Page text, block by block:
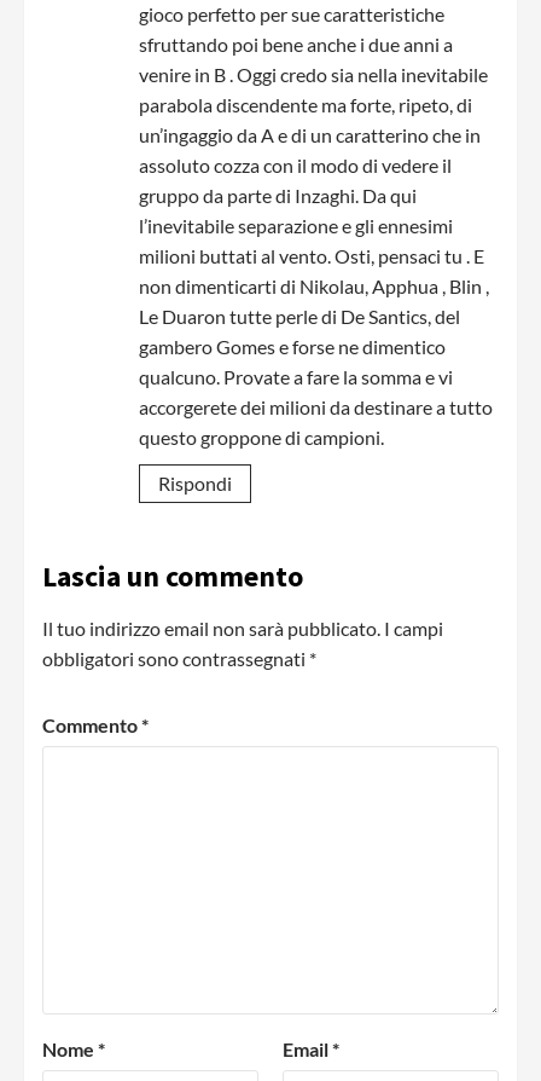
gioco perfetto per sue caratteristiche
sfruttando poi bene anche i due anni a
venire in B . Oggi credo sia nella inevitabile
parabola discendente ma forte, ripeto, di
un’ingaggio da A e di un caratterino che in
assoluto cozza con il modo di vedere il
gruppo da parte di Inzaghi. Da qui
l’inevitabile separazione e gli ennesimi
milioni buttati al vento. Osti, pensaci tu . E
non dimenticarti di Nikolau, Apphua , Blin ,
Le Duaron tutte perle di De Santics, del
gambero Gomes e forse ne dimentico
qualcuno. Provate a fare la somma e vi
accorgerete dei milioni da destinare a tutto
questo groppone di campioni.
Rispondi
Lascia un commento
Il tuo indirizzo email non sarà pubblicato. I campi
obbligatori sono contrassegnati *
Commento*
Nome * Email*